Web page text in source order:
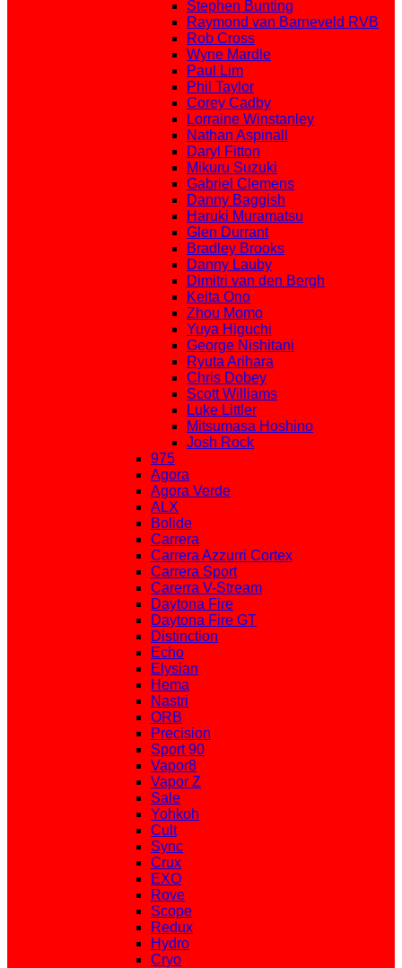
Stephen Bunting
Raymond van Barneveld RVB
Rob Cross
Wyne Mardle
Paul Lim
Phil Taylor
Corey Cadby
Lorraine Winstanley
Nathan Aspinall
Daryl Fitton
Mikuru Suzuki
Gabriel Clemens
Danny Baggish
Haruki Muramatsu
Glen Durrant
Bradley Brooks
Danny Lauby
Dimitri van den Bergh
Keita Ono
Zhou Momo
Yuya Higuchi
George Nishitani
Ryuta Arihara
Chris Dobey
Scott Williams
Luke Littler
Mitsumasa Hoshino
Josh Rock
975
Agora
Agora Verde
ALX
Bolide
Carrera
Carrera Azzurri Cortex
Carrera Sport
Carerra V-Stream
Daytona Fire
Daytona Fire GT
Distinction
Echo
Elysian
Hema
Nastri
ORB
Precision
Sport 90
Vapor8
Vapor Z
Sale
Yohkoh
Cult
Sync
Crux
EXO
Rove
Scope
Redux
Hydro
Cryo